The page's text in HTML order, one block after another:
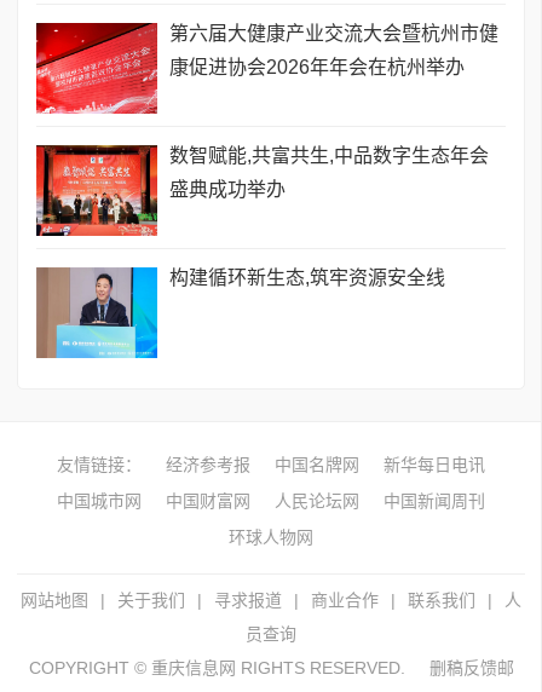
第六届大健康产业交流大会暨杭州市健
康促进协会2026年年会在杭州举办
数智赋能,共富共生,中品数字生态年会
盛典成功举办
构建循环新生态,筑牢资源安全线
友情链接： 经济参考报 中国名牌网
新华每日电讯
中国城市网
中国财富网 人民论坛网
中国新闻周刊
环球人物网
网站地图 | 关于我们 | 寻求报道 | 商业合作 | 联系我们 |
人
员查询
COPYRIGHT © 重庆信息网 RIGHTS RESERVED.
删稿反馈邮